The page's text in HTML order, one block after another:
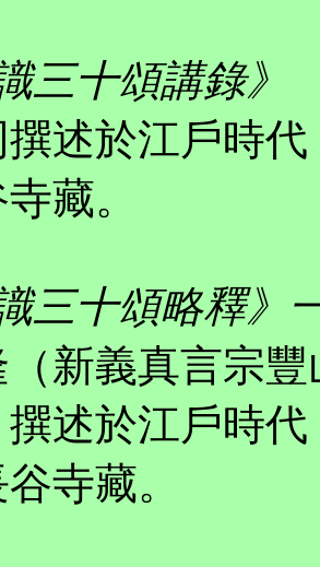
三十頌講錄》
於江戶時代
藏。
三十頌略釋》
義真言宗豐
述於江戶時
寺藏。